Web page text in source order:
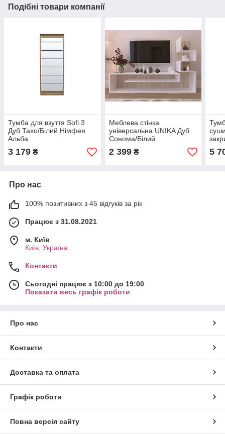
Подібні товари компанії
Тумба для взуття Sofi 3
Дуб Тахо/Білий Німфея
Альба
3 179 ₴
Меблева стінка
універсальна UNIKA Дуб
Сонома/Білий
2 399₴
з
5
Про нас
100% позитивних з 45 відгуків за рік
Працює з 31.08.2021
м. Київ
Київ, Україна
Контакти
Сьогодні працює з 10:00 до 19:00
Показати весь графік роботи
Про нас
Контакти
Доставка та оплата
Графік роботи
Повна версія сайту